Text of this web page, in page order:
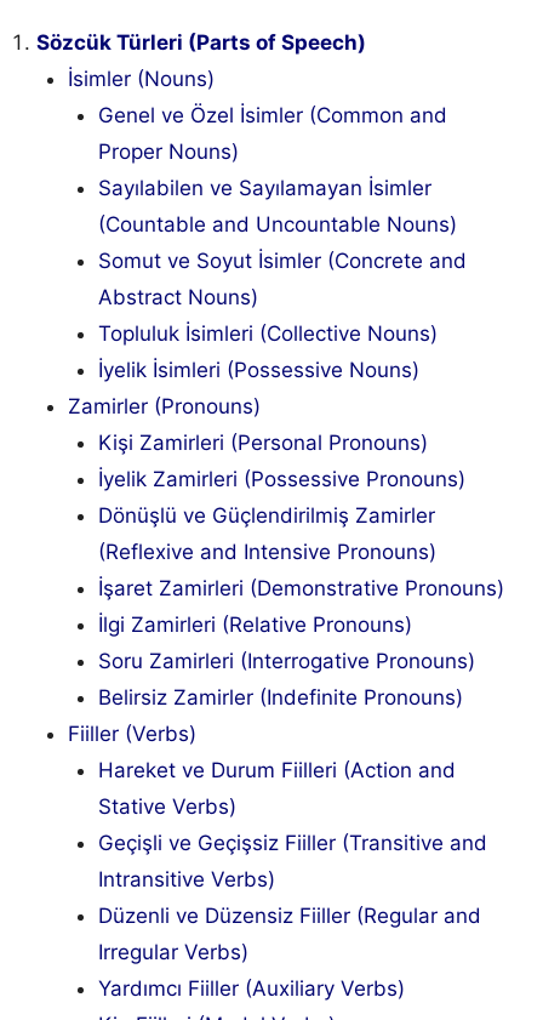
Sözcük Türleri (Parts of Speech)
İsimler (Nouns)
Genel ve Özel İsimler (Common and
Proper Nouns)
Sayılabilen ve Sayılamayan İsimler
(Countable and Uncountable Nouns)
Somut ve Soyut İsimler (Concrete and
Abstract Nouns)
Topluluk İsimleri (Collective Nouns)
İyelik İsimleri (Possessive Nouns)
Zamirler (Pronouns)
Kişi Zamirleri (Personal Pronouns)
İyelik Zamirleri (Possessive Pronouns)
Dönüşlü ve Güçlendirilmiş Zamirler
(Reflexive and Intensive Pronouns)
İşaret Zamirleri (Demonstrative Pronouns)
İlgi Zamirleri (Relative Pronouns)
Soru Zamirleri (Interrogative Pronouns)
Belirsiz Zamirler (Indefinite Pronouns)
Fiiller (Verbs)
Hareket ve Durum Fiilleri (Action and
Stative Verbs)
Geçişli ve Geçişsiz Fiiller (Transitive and
Intransitive Verbs)
Düzenli ve Düzensiz Fiiller (Regular and
Irregular Verbs)
Yardımcı Fiiller (Auxiliary Verbs)